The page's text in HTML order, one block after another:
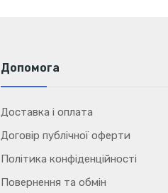
Допомога
Доставка і оплата
Договір публічної оферти
Політика конфіденційності
Повернення та обмін